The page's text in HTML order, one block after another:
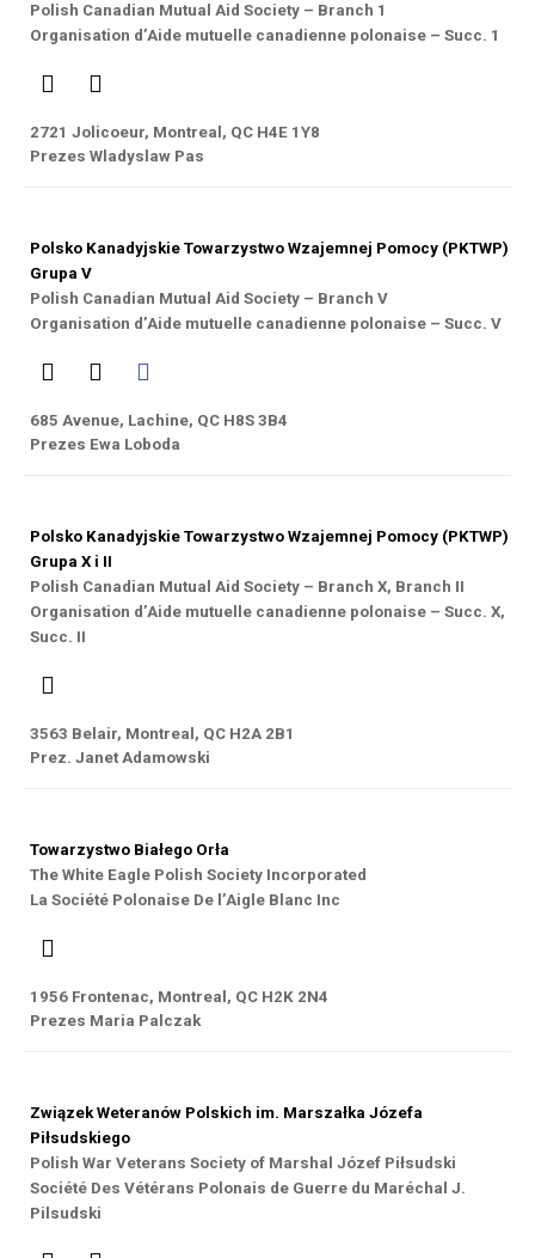
Polish Canadian Mutual Aid Society – Branch 1
Organisation d’Aide mutuelle canadienne polonaise – Succ. 1
2721 Jolicoeur, Montreal, QC H4E 1Y8
Prezes Wladyslaw Pas
Polsko Kanadyjskie Towarzystwo Wzajemnej Pomocy (PKTWP)
Grupa V
Polish Canadian Mutual Aid Society – Branch V
Organisation d’Aide mutuelle canadienne polonaise – Succ. V
685 Avenue, Lachine, QC H8S 3B4
Prezes Ewa Loboda
Polsko Kanadyjskie Towarzystwo Wzajemnej Pomocy (PKTWP)
Grupa X i II
Polish Canadian Mutual Aid Society – Branch X, Branch II
Organisation d’Aide mutuelle canadienne polonaise – Succ. X,
Succ. II
3563 Belair, Montreal, QC H2A 2B1
Prez. Janet Adamowski
Towarzystwo Białego Orła
The White Eagle Polish Society Incorporated
La Société Polonaise De l’Aigle Blanc Inc
1956 Frontenac, Montreal, QC H2K 2N4
Prezes Maria Palczak
Związek Weteranów Polskich im. Marszałka Józefa
Piłsudskiego
Polish War Veterans Society of Marshal Józef Piłsudski
Société Des Vétérans Polonais de Guerre du Maréchal J.
Pilsudski